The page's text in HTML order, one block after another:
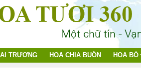
TRƯƠNG HOA CHIA BUỒN HOA BÓ